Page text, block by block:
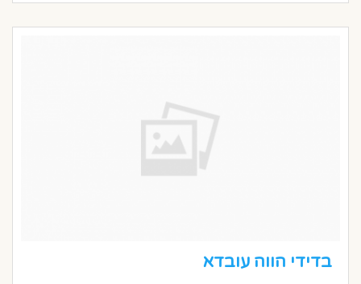
בדידי הווה עובדא